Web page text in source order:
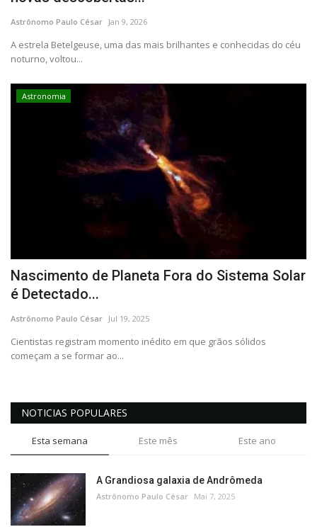
Astrônomo Paulo César Jan 9, 2026
A estrela Betelgeuse, uma das mais brilhantes e conhecidas do céu
noturno, voltou...
Astronomia
Nascimento de Planeta Fora do Sistema Solar
é Detectado...
Astrônomo Paulo César Jul 19, 2025
Cientistas registram momento inédito em que grãos sólidos
começam a se formar ao...
NOTICIAS POPULARES
Esta semana Este mês Este ano
A Grandiosa galaxia de Andrômeda
Astrônomo Paulo César Mai 7, 2025